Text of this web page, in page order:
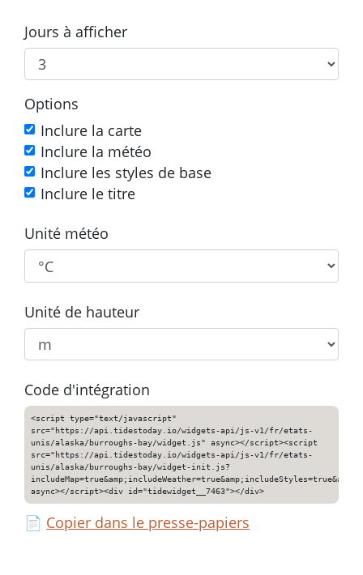
Jours à afficher
Options
Inclure la carte
Inclure la météo
Inclure les styles de base
Inclure le titre
Unité météo
Unité de hauteur
Code d'intégration
<script type="text/javascript"
src="https://api.tidestoday.io/widgets-api/js-v1/fr/etats-
unis/alaska/burroughs-bay/widget.js" async></script><script
src="https://api.tidestoday.io/widgets-api/js-v1/fr/etats-
unis/alaska/burroughs-bay/widget-init.js?
async></script><div id="tidewidget__7463"></div>
📄 Copier dans le presse-papiers